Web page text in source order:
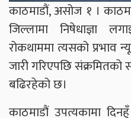
काठमाडौं, असोज १ ।
जिल्लामा निषेधाज्ञा
रोकथाममा त्यसको प्रभाव
जारी गरिएपछि
बढिरहेको छ।
काठमाडौं उपत्यकामा